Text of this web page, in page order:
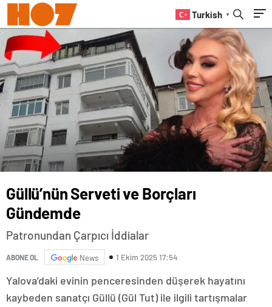
Turkish ▼
Güllü’nün Serveti ve Borçları
Gündemde
Patronundan Çarpıcı İddialar
ABONE OL News 1 Ekim 2025 17:54
Yalova’daki evinin penceresinden düşerek hayatını
kaybeden sanatçı Güllü (Gül Tut) ile ilgili tartışmalar